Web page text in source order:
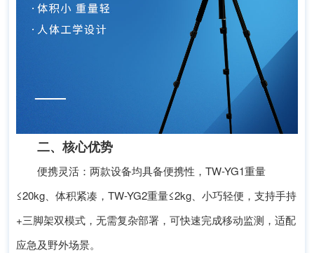
二、核心优势
便携灵活：两款设备均具备便携性，TW-YG1重量
≤20kg、体积紧凑，TW-YG2重量≤2kg、小巧轻便，支持手持
+三脚架双模式，无需复杂部署，可快速完成移动监测，适配
应急及野外场景。